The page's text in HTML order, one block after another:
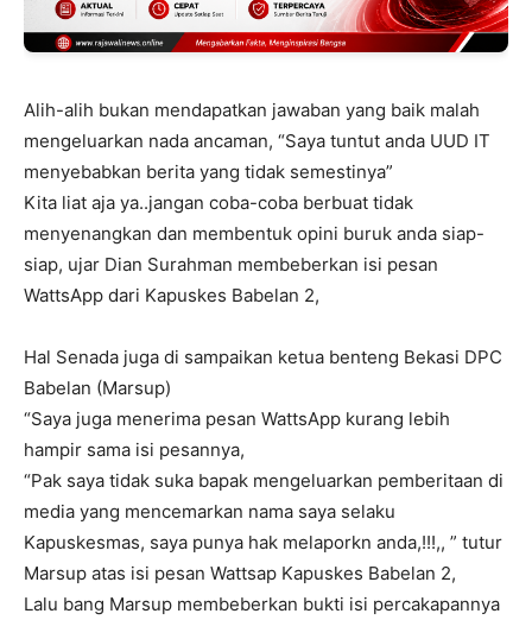
Alih-alih bukan mendapatkan jawaban yang baik malah
mengeluarkan nada ancaman, “Saya tuntut anda UUD IT
menyebabkan berita yang tidak semestinya”
Kita liat aja ya..jangan coba-coba berbuat tidak
menyenangkan dan membentuk opini buruk anda siap-
siap, ujar Dian Surahman membeberkan isi pesan
WattsApp dari Kapuskes Babelan 2,
Hal Senada juga di sampaikan ketua benteng Bekasi DPC
Babelan (Marsup)
“Saya juga menerima pesan WattsApp kurang lebih
hampir sama isi pesannya,
“Pak saya tidak suka bapak mengeluarkan pemberitaan di
media yang mencemarkan nama saya selaku
Kapuskesmas, saya punya hak melaporkn anda,!!!,, ” tutur
Marsup atas isi pesan Wattsap Kapuskes Babelan 2,
Lalu bang Marsup membeberkan bukti isi percakapannya